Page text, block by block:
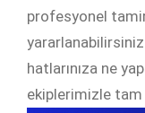
profesyonel
hatlarınıza ne
ekiplerimizle tam